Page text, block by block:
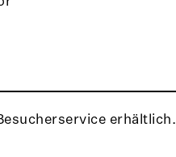
erhältlich.